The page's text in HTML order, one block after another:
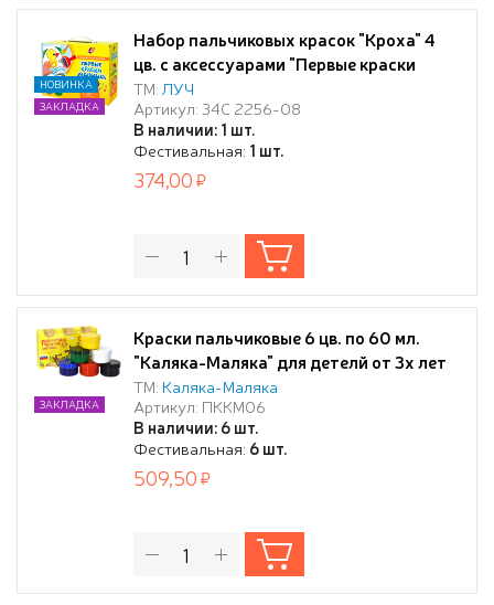
Набор пальчиковых красок "Кроха" 4
цв. с аксессуарами "Первые краски
малыша"
ТМ:ЛУЧ
Артикул: 34С 2256-08
В наличии: 1 шт.
Фестивальная: 1 шт.
НОВИНКА
ЗАКЛАДКА
374,00
Краски пальчиковые 6 цв. по 60 мл.
"Каляка-Маляка" для детелй от 3х лет
ТМ: Каляка-Маляка
Артикул: ПККМ06
В наличии: 6 шт.
Фестивальная: 6 шт.
ЗАКЛАДКА
509,50